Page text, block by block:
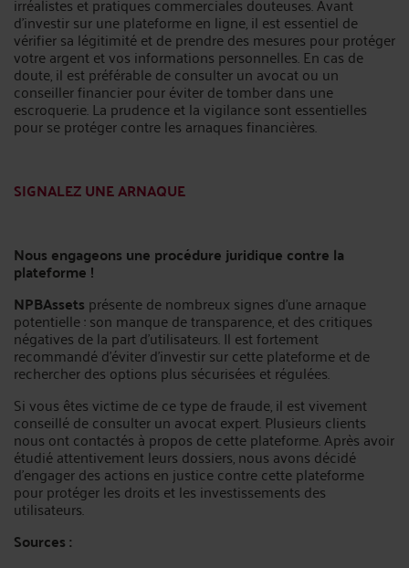
d'investir sur une plateforme en ligne, il est essentiel de
vérifier sa légitimité et de prendre des mesures pour protéger
votre argent et vos informations personnelles. En cas de
doute, il est préférable de consulter un avocat ou un
conseiller financier pour éviter de tomber dans une
escroquerie. La prudence et la vigilance sont essentielles
pour se protéger contre les arnaques financières.
SIGNALEZ UNE ARNAQUE
Nous engageons une procédure juridique contre la
plateforme !
NPBAssets présente de nombreux signes d’une arnaque
potentielle : son manque de transparence, et des critiques
négatives de la part d’utilisateurs. Il est fortement
recommandé d’éviter d’investir sur cette plateforme et de
rechercher des options plus sécurisées et régulées.
Si vous êtes victime de ce type de fraude, il est vivement
conseillé de consulter un avocat expert. Plusieurs clients
nous ont contactés à propos de cette plateforme. Après avoir
étudié attentivement leurs dossiers, nous avons décidé
d’engager des actions en justice contre cette plateforme
pour protéger les droits et les investissements des
utilisateurs.
Sources :